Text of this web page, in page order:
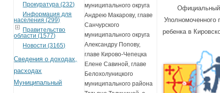
Прокуратура (232)
Информация для
населения (299)
Правительство
области (1577)
Новости (3165)
Сведения о доходах,
расходах
Муниципальный
муниципального округа
Андрею Макарову, главе
Санчурского
муниципального округа
Александру Попову,
главе Кирово-Чепецка
Елене Савиной, главе
Белохолуницкого
муниципального района
Уполномоченного
ребенка в